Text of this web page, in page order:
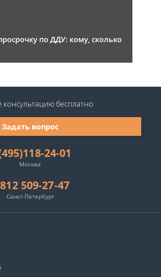
по ДДУ: кому, сколько
24-01
Москва
509-27-47
Санкт-Петербург
Задать вопрос
консультациюбесплатно